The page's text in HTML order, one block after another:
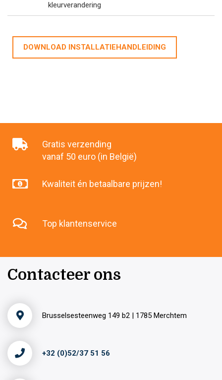
kleurverandering
DOWNLOAD INSTALLATIEHANDLEIDING
Gratis verzending
vanaf 50 euro (in België)
Kwaliteit én betaalbare prijzen!
Top klantenservice
Contacteer ons
Brusselsesteenweg 149 b2 | 1785 Merchtem
+32 (0)52/37 51 56